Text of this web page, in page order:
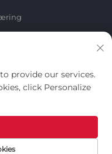
nyhetsbrev
provide our services.
click Personalize